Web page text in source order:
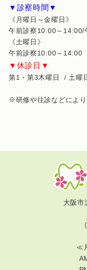
▼診察時間▼
《月曜日～金曜日》
午前診察10:00～
《土曜日》
午前診察10:00～14:00
▼休診日▼
第1・第3木曜日 / 土曜
※研修や往診などにより
大阪
≪